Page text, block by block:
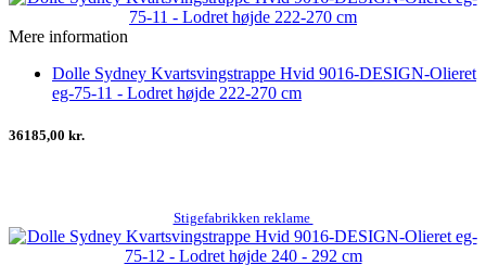
Mere information
Dolle Sydney Kvartsvingstrappe Hvid 9016-DESIGN-Olieret
eg-75-11 - Lodret højde 222-270 cm
36185,00 kr.
Stigefabrikken reklame